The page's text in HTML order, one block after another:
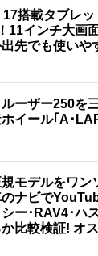
搭載タブレ
11インチ大画
先でも使いや
ーザー250を
イール｢A･
規モデルをワ
ナビで
ー･RAV4･ハ
か比較検証! オ